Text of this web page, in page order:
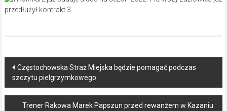
Post
navigation
Częstochowska Straż Miejska będzie pomagać podczas
szczytu pielgrzymkowego
Trener Rakowa Marek Papszun przed rewanżem w Kazaniu: